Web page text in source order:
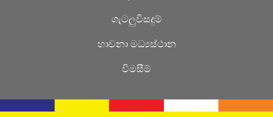
ගැටලුවිසදුම්
හාවනා මධ්‍යස්ථාන
විමසීම්